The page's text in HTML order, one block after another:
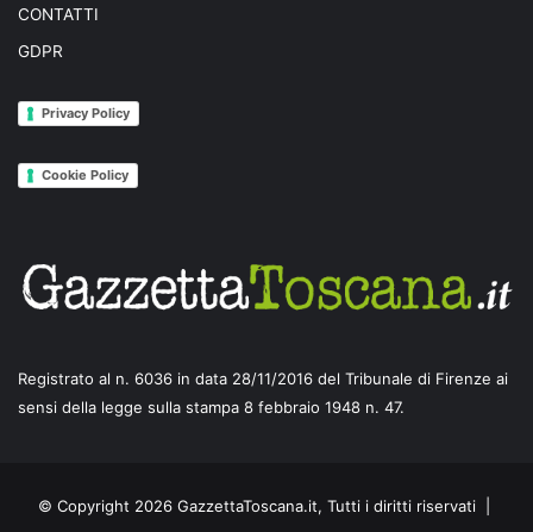
CONTATTI
GDPR
Privacy Policy
Cookie Policy
Registrato al n. 6036 in data 28/11/2016 del Tribunale di Firenze ai
sensi della legge sulla stampa 8 febbraio 1948 n. 47.
© Copyright 2026 GazzettaToscana.it, Tutti i diritti riservati |